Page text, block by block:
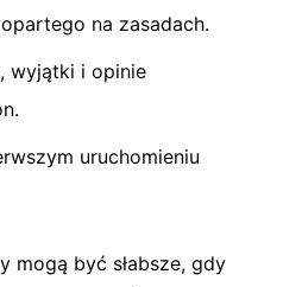
na zasadach.
wyjątki i opinie
uruchomieniu
mogą być słabsze, gdy